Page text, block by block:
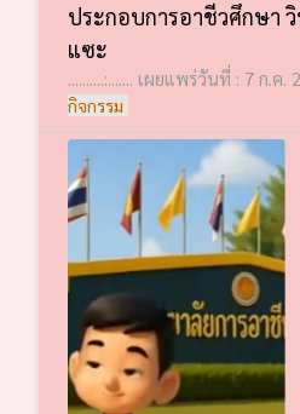
ประกอบการอาชีวศึกษา
แซะ
..........:....... เผยแพร่วันที่ : 7 ก.ค.
กิจกรรม